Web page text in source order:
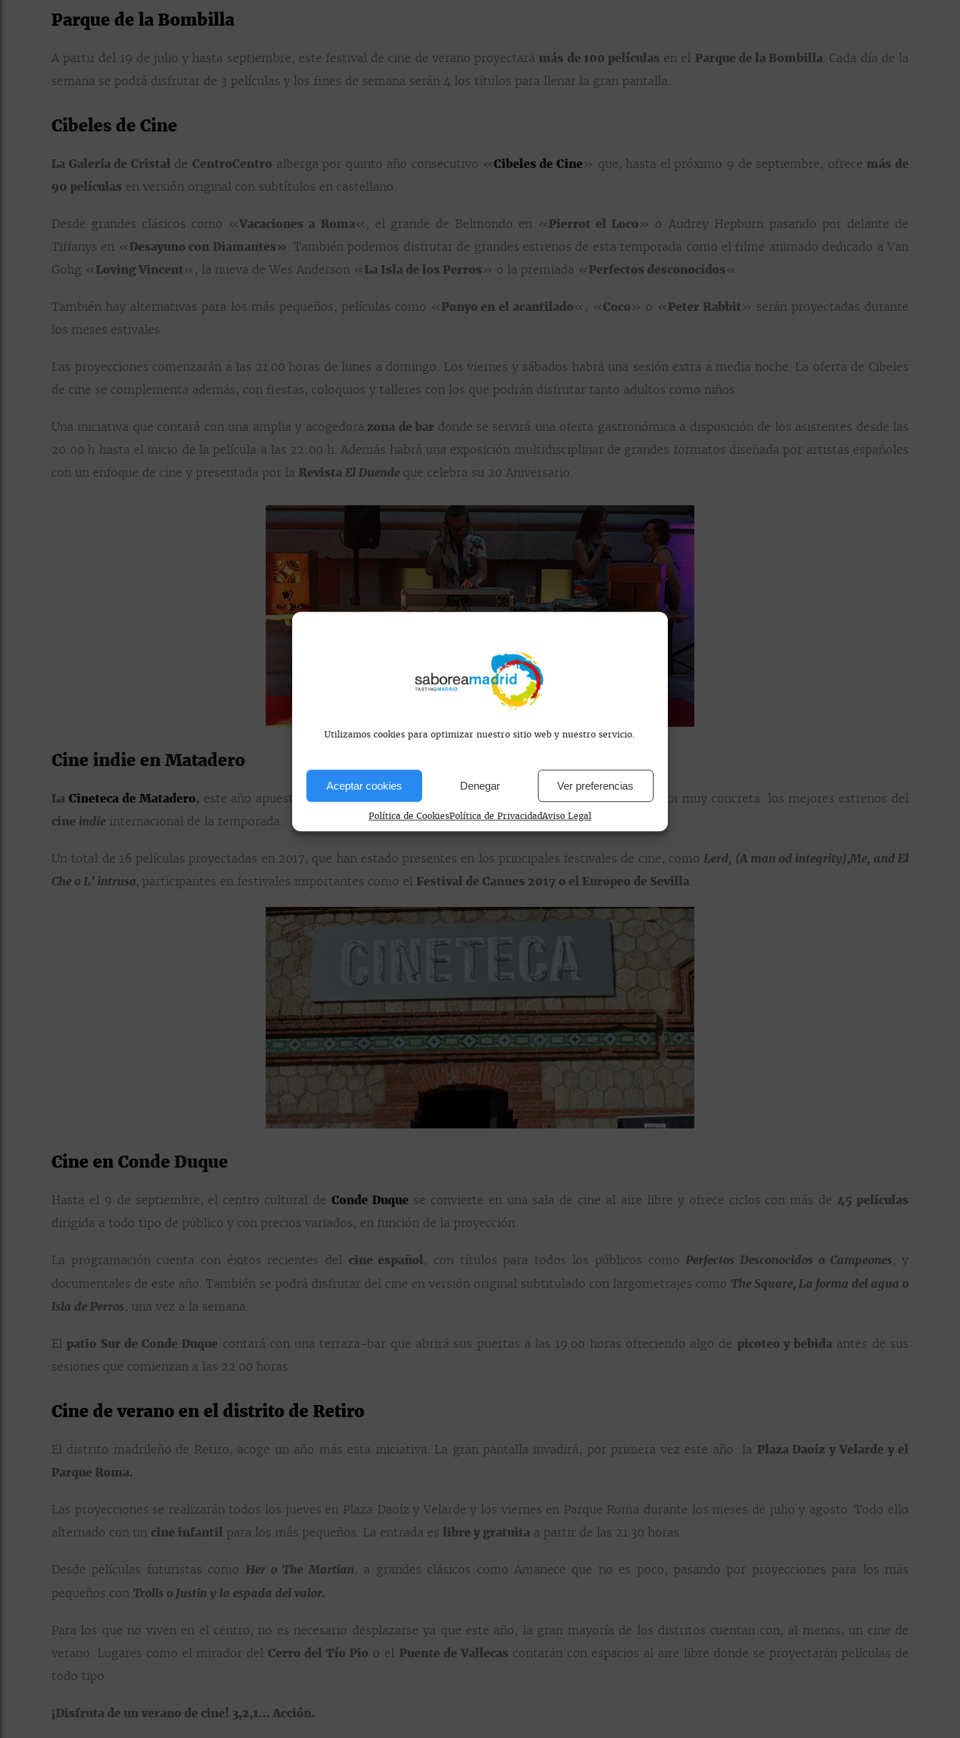
Utilizamos cookies para optimizar nuestro sitio web y nuestro servicio.
Aceptar cookies Denegar Ver preferencias
Política de CookiesPolítica de PrivacidadAviso Legal
Parque de la Bombilla
A partir del 19 de julio y hasta septiembre, este festival de cine de verano proyectará más de 100 películas en el Parque de la Bombilla. Cada día de la
semana se podrá disfrutar de 3 películas y los fines de semana serán 4 los títulos para llenar la gran pantalla.
Cibeles de Cine
La Galería de Cristal de CentroCentro alberga por quinto año consecutivo «Cibeles de Cine» que, hasta el próximo 9 de septiembre, ofrece más de
90 películas en versión original con subtítulos en castellano.
Desde grandes clásicos como «Vacaciones a Roma«, el grande de Belmondo en «Pierrot el Loco» o Audrey Hepburn pasando por delante de
Tiffanys en «Desayuno con Diamantes». También podemos disfrutar de grandes estrenos de esta temporada como el filme animado dedicado a Van
Gohg «Loving Vincent«, la nueva de Wes Anderson «La Isla de los Perros» o la premiada «Perfectos desconocidos«.
También hay alternativas para los más pequeños, películas como «Ponyo en el acantilado«, «Coco» o «Peter Rabbit» serán proyectadas durante
los meses estivales.
Las proyecciones comenzarán a las 21.00 horas de lunes a domingo. Los viernes y sábados habrá una sesión extra a media noche. La oferta de Cibeles
de cine se complementa además, con fiestas, coloquios y talleres con los que podrán disfrutar tanto adultos como niños.
Una iniciativa que contará con una amplia y acogedora zona de bar donde se servirá una oferta gastronómica a disposición de los asistentes desde las
20:00 h hasta el inicio de la película a las 22:00 h. Además habrá una exposición multidisciplinar de grandes formatos diseñada por artistas españoles
con un enfoque de cine y presentada por la RevistaEl Duende que celebra su 20 Aniversario.
Cine indie en Matadero
La Cineteca de Matadero, este año apuesta por una oferta cinéfila al aire libre que contará con una temática muy concreta: los mejores estrenos del
cine indie internacional de la temporada.
Un total de 16 películas proyectadas en 2017, que han estado presentes en los principales festivales de cine, comoLerd, (A man od integrity),Me, and El
Che o L’ intrusa, participantes en festivales importantes como el Festival de Cannes 2017 o el Europeo de Sevilla.
Cine enConde Duque
Hasta el 9 de septiembre, el centro cultural deConde Duquese convierte en una sala de cine al aire libre y ofrece ciclos con más de 45 películas
dirigida a todo tipo de público y con precios variados, en función de la proyección.
La programación cuenta con éxitos recientes del cine español, con títulos para todos los públicos comoPerfectos Desconocidos o Campeones, y
documentales de este año. También se podrá disfrutar del cine en versión original subtitulado con largometrajes como The Square, La forma del agua o
Isla de Perros, una vez a la semana.
El patio Sur de Conde Duque contará con una terraza-bar que abrirá sus puertas a las 19.oo horas ofreciendo algo de picoteo y bebida antes de sus
sesiones que comienzan a las 22.00 horas.
Cine de verano en el distrito de Retiro
El distrito madrileño de Retiro, acoge un año más esta iniciativa. La gran pantalla invadirá, por primera vez este año: la Plaza Daoíz y Velarde y el
Parque Roma.
Las proyecciones se realizarán todos los jueves en Plaza Daoíz y Velarde y los viernes en Parque Roma durante los meses de julio y agosto. Todo ello
alternado con un cine infantil para los más pequeños. La entrada es libre y gratuita a partir de las 21.30 horas.
Desde películas futuristas como Her o The Martian, a grandes clásicos como Amanece que no es poco, pasando por proyecciones para los más
pequeños con Trolls o Justin y la espada del valor.
Para los que no viven en el centro, no es necesario desplazarse ya que este año, la gran mayoría de los distritos cuentan con, al menos, un cine de
verano. Lugares como el mirador del Cerro del Tío Pio o el Puente de Vallecas contarán con espacios al aire libre donde se proyectarán películas de
todo tipo.
¡Disfruta de un verano de cine! 3,2,1… Acción.